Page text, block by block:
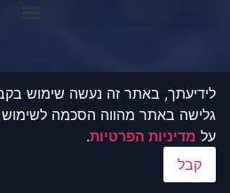
© כל הזכויות שמורות.
זה אתר אינפורמטיבי. התכנים באתר הם
לזה בצורה כזו. לקבל פרטים התייעצו עם
נותן הלוואות מכל סוג.
גלישה באתר מהווה הסכמה לשימוש
על מדיניות הפרטיות.
קבל